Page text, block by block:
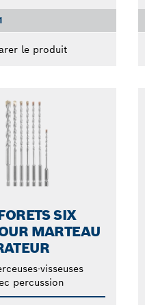
le produit
SIX
MARTEAU
visseuses
percussion